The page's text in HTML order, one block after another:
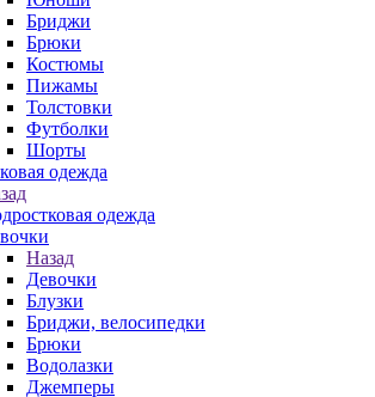
Бриджи
Брюки
Костюмы
Пижамы
Толстовки
Футболки
Шорты
одежда
одежда
Назад
Девочки
Блузки
Бриджи, велосипедки
Брюки
Водолазки
Джемперы